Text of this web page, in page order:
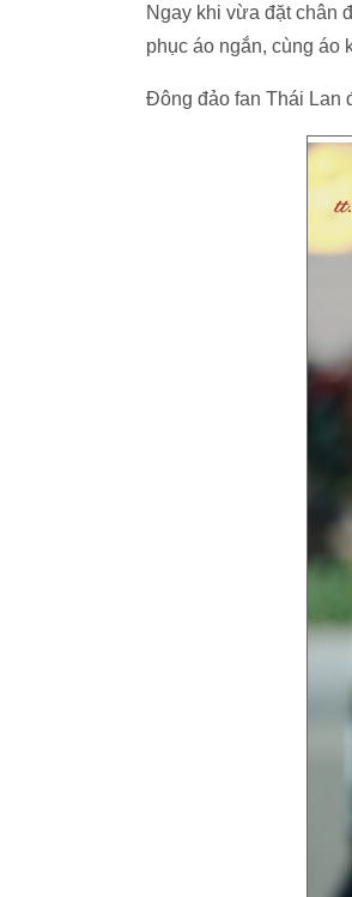
Ngay khi vừa đặt chân
phục áo ngắn, cùng áo
Đông đảo fan Thái Lan